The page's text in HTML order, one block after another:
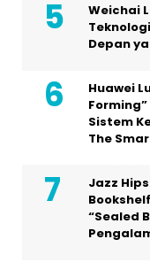
Weichai
Depan
Huawei
Sistem
The
Jazz
“Sealed